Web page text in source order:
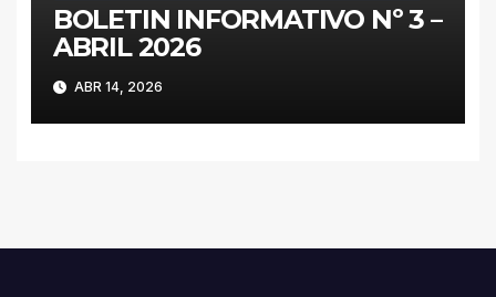
BOLETIN INFORMATIVO Nº 3 –
ABRIL 2026
ABR 14, 2026